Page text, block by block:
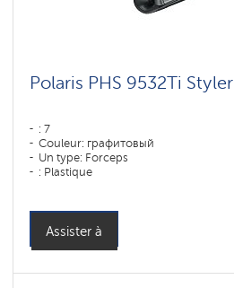
Polaris PHS 9532Ti Styler
: 7
Couleur: графитовый
Un type: Forceps
: Plastique
Assister à